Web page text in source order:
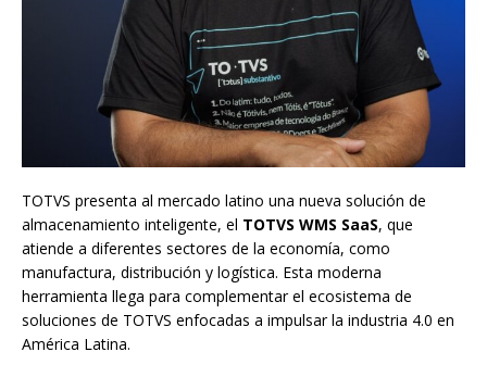
TOTVS presenta al mercado latino una nueva solución de
almacenamiento inteligente, el TOTVS WMS SaaS, que
atiende a diferentes sectores de la economía, como
manufactura, distribución y logística. Esta moderna
herramienta llega para complementar el ecosistema de
soluciones de TOTVS enfocadas a impulsar la industria 4.0 en
América Latina.